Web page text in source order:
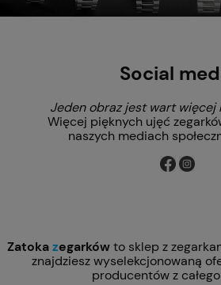
Social
Jeden obraz jest wart więcej
Więcej pięknych ujęć
naszych mediach
Zatokazegarkówto sklep z
znajdziesz wyselekcjonowaną
producentów z